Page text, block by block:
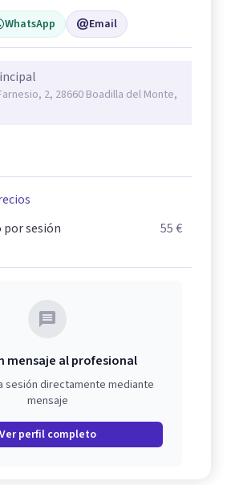
WhatsApp Email
2, 28660 Boadilla del Monte,
sesión
55 €
mensaje al profesional
sesión directamente mediante
mensaje
Ver perfil completo